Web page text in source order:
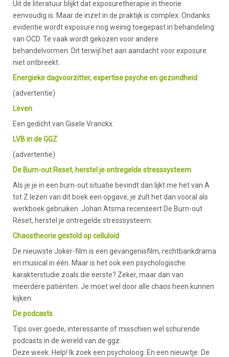
Uit de literatuur blijkt dat exposuretherapie in theorie
eenvoudig is. Maar de inzet in de praktijk is complex. Ondanks
evidentie wordt exposure nog weinig toegepast in behandeling
van OCD. Te vaak wordt gekozen voor andere
behandelvormen. Dit terwijl het aan aandacht voor exposure
niet ontbreekt.
Energieke dagvoorzitter, expertise psyche en gezondheid
(advertentie)
Leven
Een gedicht van Gisele Vranckx.
LVB in de GGZ
(advertentie)
De Burn-out Reset, herstel je ontregelde stresssysteem
Als je je in een burn-out situatie bevindt dan lijkt me het van A
tot Z lezen van dit boek een opgave, je zult het dan vooral als
werkboek gebruiken. Johan Atsma recenseert De Burn-out
Reset, herstel je ontregelde stresssysteem.
Chaostheorie gestold op celluloid
De nieuwste Joker-film is een gevangenisfilm, rechtbankdrama
en musical in één. Maar is het ook een psychologische
karakterstudie zoals die eerste? Zeker, maar dan van
meerdere patiënten. Je moet wel door alle chaos heen kunnen
kijken.
De podcasts
Tips over goede, interessante of misschien wel schurende
podcasts in de wereld van de ggz.
Deze week: Help! Ik zoek een psycholoog. En een nieuwtje: De